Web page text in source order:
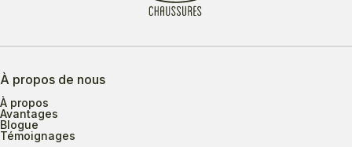
À propos de nous
À propos
Avantages
Blogue
Témoignages